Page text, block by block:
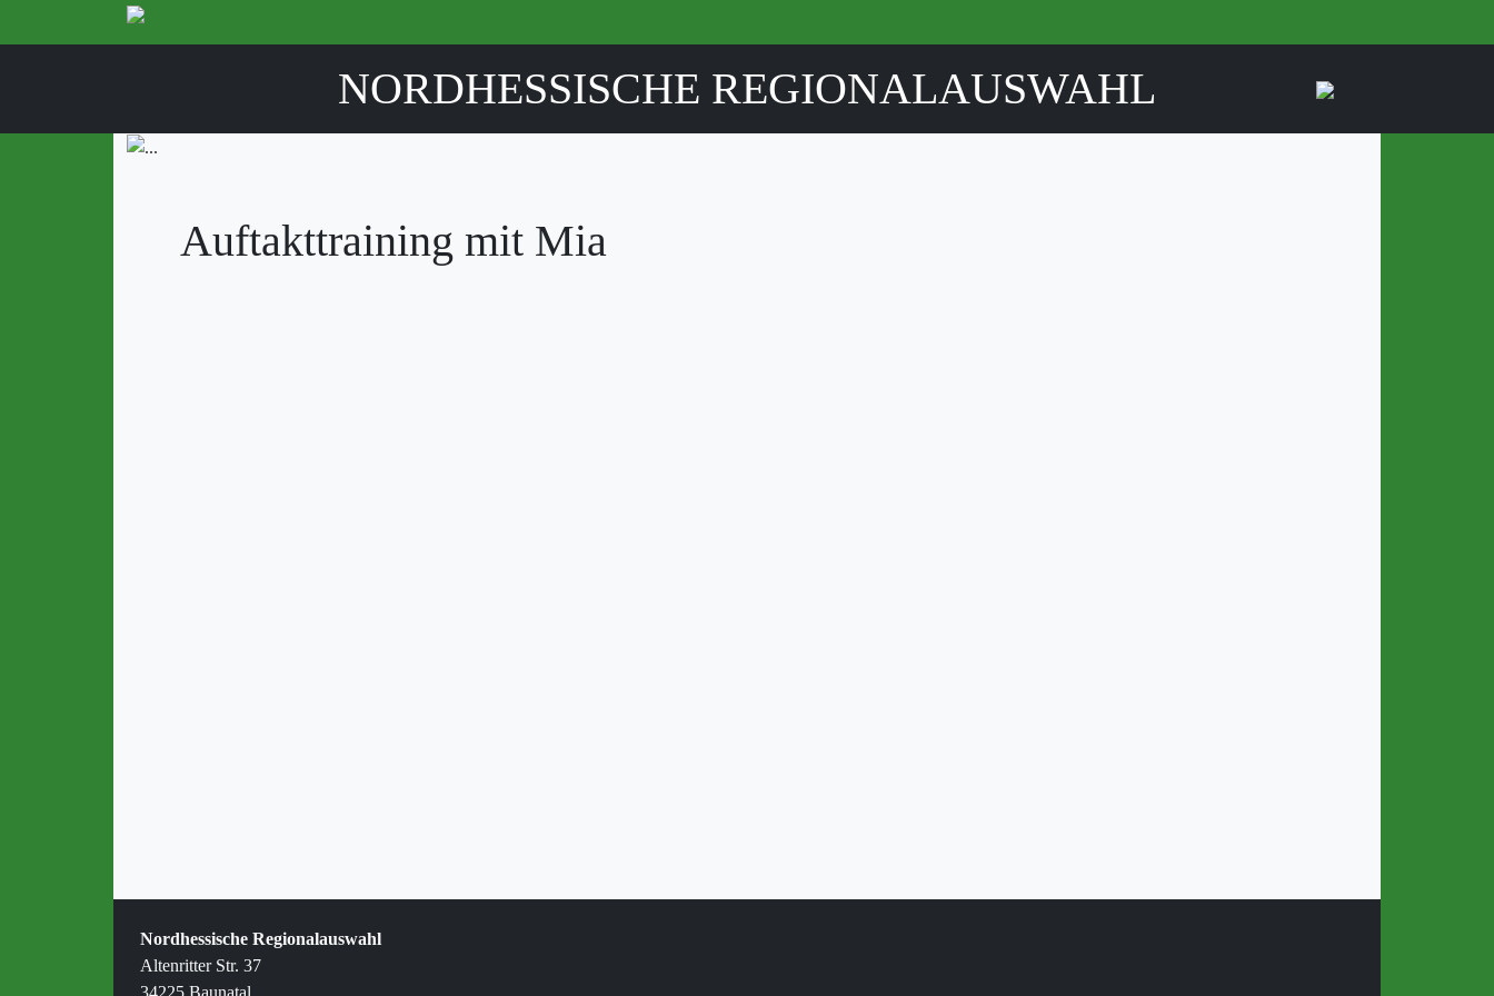
NORDHESSISCHE REGIONALAUSWAHL
Auftakttraining mit Mia
Nordhessische Regionalauswahl
Altenritter Str. 37